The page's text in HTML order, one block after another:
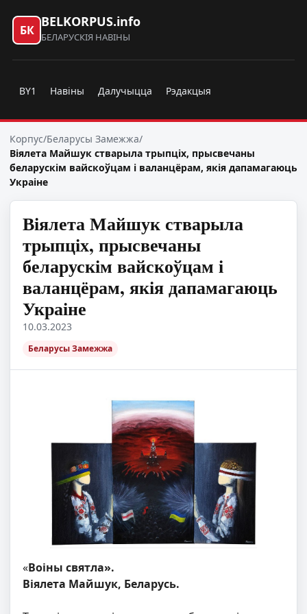
БК
BELKORPUS.info
БЕЛАРУСКІЯ НАВІНЫ
BY1 Навіны Далучыцца Рэдакцыя
Корпус/Беларусы Замежжа/
Віялета Майшук стварыла трыпціх, прысвечаны
беларускім вайскоўцам і валанцёрам, якія дапамагаюць
Украіне
Віялета Майшук стварыла
трыпціх, прысвечаны
беларускім вайскоўцам і
валанцёрам, якія дапамагаюць
Украіне
10.03.2023
Беларусы Замежжа
«Воіны святла».
Віялета Майшук, Беларусь.